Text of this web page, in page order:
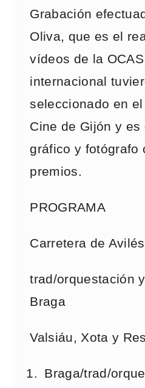
Grabación
Oliva, que es el
vídeos de la
internacional
seleccionado en
Cine de Gijón y es
gráfico y fotógrafo
premios.
PROGRAMA
Carretera de Avilés
trad/orquestación
Braga
Valsiáu, Xota y
Braga/trad/